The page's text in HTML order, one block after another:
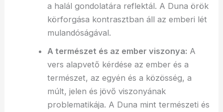
a halál gondolatára reflektál. A Duna örök
körforgása kontrasztban áll az emberi lét
mulandóságával.
A természet és az ember viszonya: A
vers alapvető kérdése az ember és a
természet, az egyén és a közösség, a
múlt, jelen és jövő viszonyának
problematikája. A Duna mint természeti és